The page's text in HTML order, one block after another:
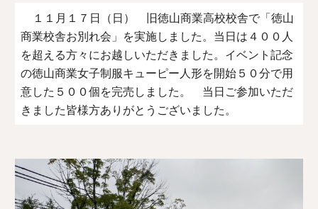
１１月１７日（日） 旧徳山商業高校校舎で「徳山
商業校舎お別れ会」を実施しました。当日は４００人
を超える方々にお越しいただきました。イベント記念
の徳山商業女子制服キューピー人形を開始５０分で用
意した５００個を完売しました。 当日ご参加いただ
きました皆様方ありがとうございました。